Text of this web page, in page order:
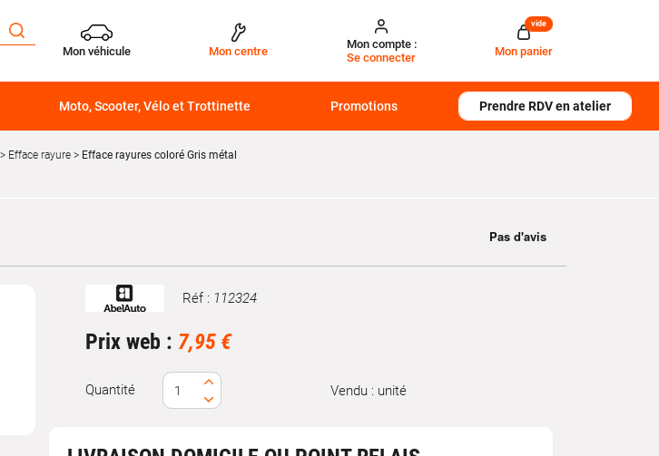
Mon véhicule Mon centre
Mon compte :
Se connecter
Mon panier
vide
Moto, Scooter, Vélo et Trottinette Promotions Prendre RDV en atelier
Efface rayure Efface rayures coloré Gris métal
Marque Réf : 112324
Prix web : 7,95 €
Quantité Vendu : unité